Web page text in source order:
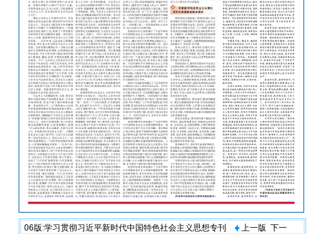
06版:学习贯彻习近平新时代中国特色社会主义思想专刊 上一版 下一